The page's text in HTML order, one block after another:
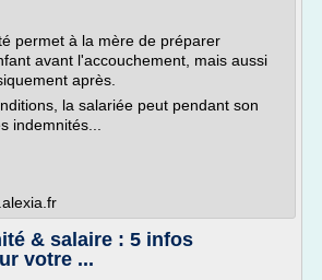
permet à la mère de préparer
avant l'accouchement, mais aussi
après.
la salariée peut pendant son
indemnités...
& salaire : 5 infos
votre ...